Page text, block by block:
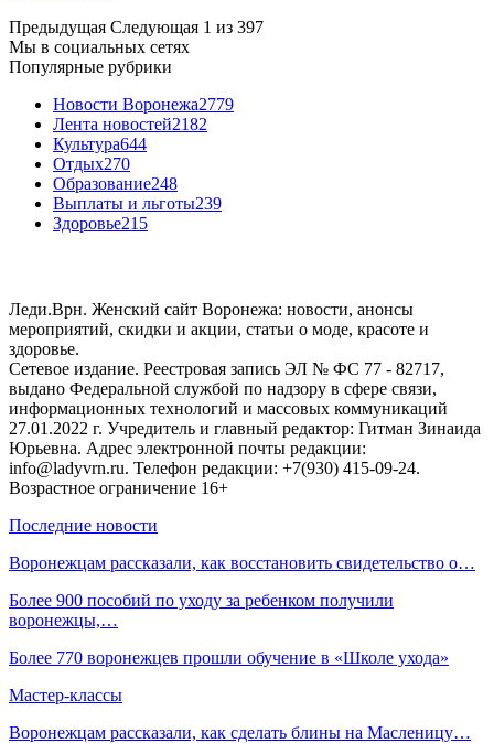
Предыдущая Следующая 1 из 397
Мы в социальных сетях
Популярные рубрики
Новости Воронежа2779
Лента новостей2182
Культура644
Отдых270
Образование248
Выплаты и льготы239
Здоровье215
Леди.Врн. Женский сайт Воронежа: новости, анонсы
мероприятий, скидки и акции, статьи о моде, красоте и
здоровье.
Сетевое издание. Реестровая запись ЭЛ № ФС 77 - 82717,
выдано Федеральной службой по надзору в сфере связи,
информационных технологий и массовых коммуникаций
27.01.2022 г. Учредитель и главный редактор: Гитман Зинаида
Юрьевна. Адрес электронной почты редакции:
info@ladyvrn.ru. Телефон редакции: +7(930) 415-09-24.
Возрастное ограничение 16+
Последние новости
Воронежцам рассказали, как восстановить свидетельство о…
Более 900 пособий по уходу за ребенком получили
воронежцы,…
Более 770 воронежцев прошли обучение в «Школе ухода»
Мастер-классы
Воронежцам рассказали, как сделать блины на Масленицу…